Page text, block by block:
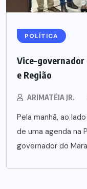
POLÍTICA
Vice-
e Região
ARIMATÉIA JR.
Pela manhã, ao
de uma agenda na
governador do